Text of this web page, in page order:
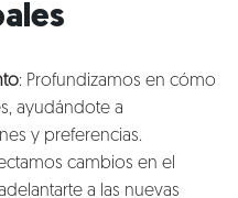
: Profundizamos en cómo
ayudándote a
y preferencias.
cambios en el
a las nuevas